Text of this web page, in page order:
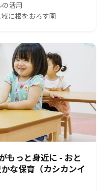
活用
に根をおろす園
もっと身近に - おと
な保育（カシカンイ